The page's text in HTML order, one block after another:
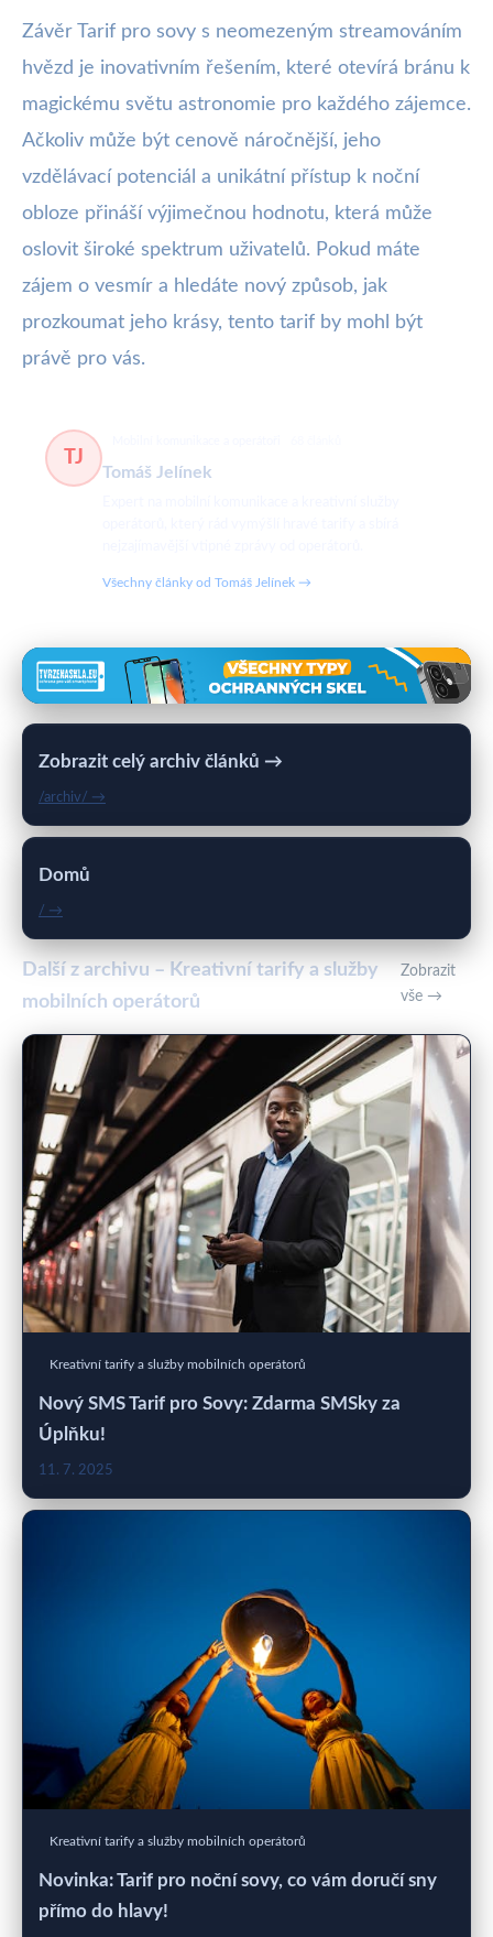
Závěr Tarif pro sovy s neomezeným streamováním
hvězd je inovativním řešením, které otevírá bránu k
magickému světu astronomie pro každého zájemce.
Ačkoliv může být cenově náročnější, jeho
vzdělávací potenciál a unikátní přístup k noční
obloze přináší výjimečnou hodnotu, která může
oslovit široké spektrum uživatelů. Pokud máte
zájem o vesmír a hledáte nový způsob, jak
prozkoumat jeho krásy, tento tarif by mohl být
právě pro vás.
TJ
Tomáš Jelínek
Všechny články od Tomáš Jelínek →
Zobrazit celý archiv článků →
/archiv/ →
Domů
/ →
Další z archivu – Kreativní tarify a služby
mobilních operátorů
Zobrazit
vše →
Kreativní tarify a služby mobilních operátorů
Nový SMS Tarif pro Sovy: Zdarma SMSky za
Úplňku!
11. 7. 2025
Kreativní tarify a služby mobilních operátorů
Novinka: Tarif pro noční sovy, co vám doručí sny
přímo do hlavy!